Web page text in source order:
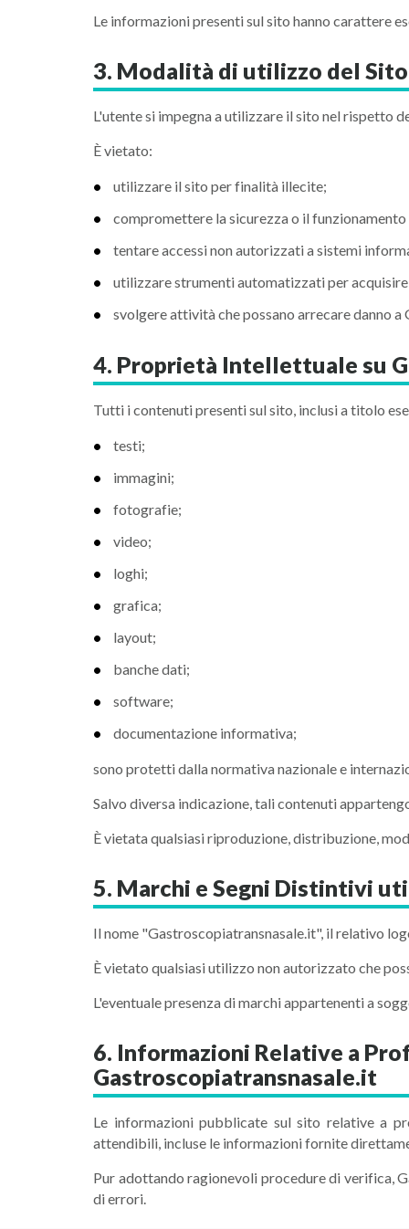
Le informazioni presenti sul sito hanno carattere
3. Modalità di utilizzo del
L'utente si impegna a utilizzare il sito nel rispetto
È vietato:
utilizzare il sito per finalità illecite;
compromettere la sicurezza o il funzionamento
tentare accessi non autorizzati a sistemi
utilizzare strumenti automatizzati per
svolgere attività che possano arrecare danno
4. Proprietà Intellettuale su
Tutti i contenuti presenti sul sito, inclusi a titolo
testi;
immagini;
fotografie;
video;
loghi;
grafica;
layout;
banche dati;
software;
documentazione informativa;
sono protetti dalla normativa nazionale e
Salvo diversa indicazione, tali contenuti
È vietata qualsiasi riproduzione, distribuzione,
5. Marchi e Segni Distintivi
Il nome "Gastroscopiatransnasale.it", il relativo
È vietato qualsiasi utilizzo non autorizzato che
L'eventuale presenza di marchi appartenenti a
6. Informazioni Relative a
Gastroscopiatransnasale.it
Le informazioni pubblicate sul sito relative a
attendibili, incluse le informazioni fornite
Pur adottando ragionevoli procedure di verifica,
di errori.